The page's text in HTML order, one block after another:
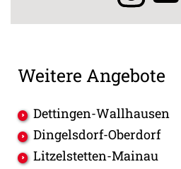
Weitere Angebote
Dettingen-Wallhausen
Dingelsdorf-Oberdorf
Litzelstetten-Mainau